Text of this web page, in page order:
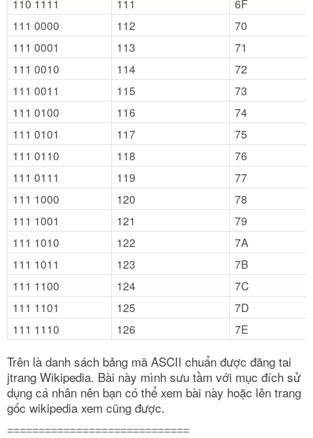
110 1111
111
6F
111 0000
112
70
111 0001
113
71
111 0010
114
72
111 0011
115
73
111 0100
116
74
111 0101
117
75
111 0110
118
76
111 0111
119
77
111 1000
120
78
111 1001
121
79
111 1010
122
7A
111 1011
123
7B
111 1100
124
7C
111 1101
125
7D
111 1110
126 7E
Trên là danh sách bảng mã ASCII chuẩn được đăng tai
jtrang Wikipedia. Bài này mình sưu tầm với mục đích sử
dụng cá nhân nên bạn có thể xem bài này hoặc lên trang
gốc wikipedia xem cũng được.
=============================